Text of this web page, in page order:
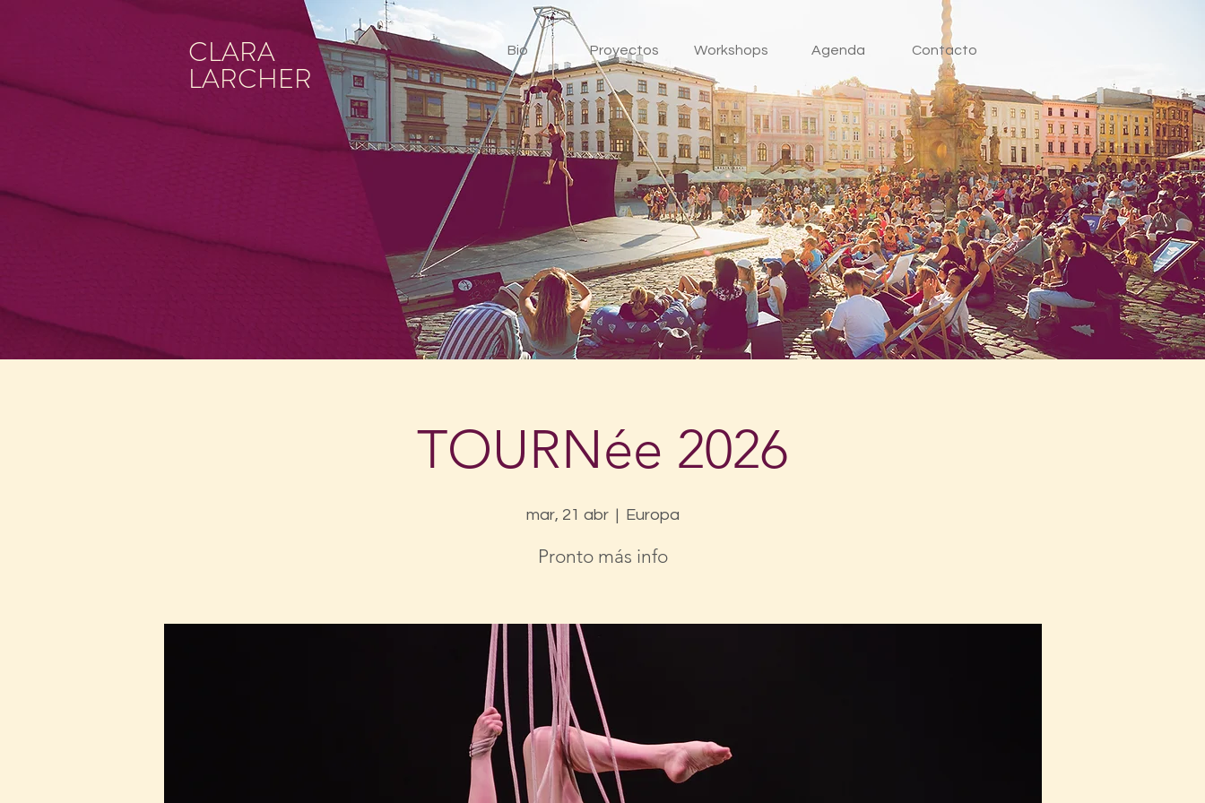
CLARA
LARCHER
Bio Proyectos Workshops Agenda Contacto
TOURNée 2026
mar, 21 abr
  |
Europa
Pronto más info